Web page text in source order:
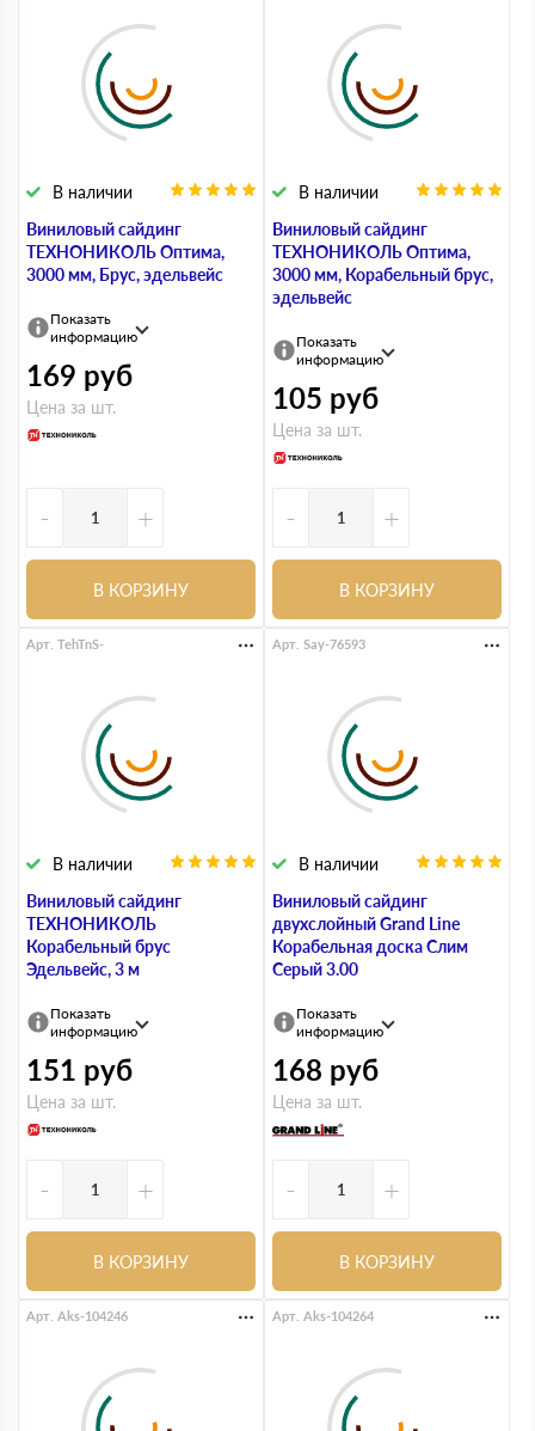
Виниловый сайдинг
ТЕХНОНИКОЛЬ Оптима,
3000 мм, Брус, эдельвейс
В наличии
Показать
информацию
169 руб
Цена за шт.
- +
В КОРЗИНУ
Виниловый сайдинг
ТЕХНОНИКОЛЬ Оптима,
3000 мм, Корабельный брус,
эдельвейс
В наличии
Показать
информацию
105 руб
Цена за шт.
- +
В КОРЗИНУ
Виниловый сайдинг
ТЕХНОНИКОЛЬ
Корабельный брус
Эдельвейс, 3 м
В наличии
Арт. TehTnS-
Показать
информацию
151 руб
Цена за шт.
- +
В КОРЗИНУ
Виниловый сайдинг
двухслойный Grand Line
Корабельная доска Слим
Серый 3.00
В наличии
Арт. Say-76593
Показать
информацию
168 руб
Цена за шт.
- +
В КОРЗИНУ
Арт. Aks-104246 Арт. Aks-104264